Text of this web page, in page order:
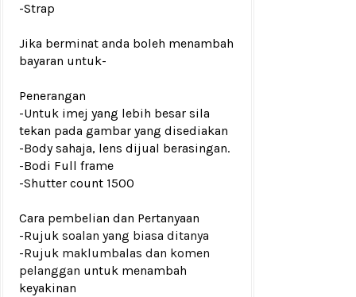
-Strap
Jika berminat anda boleh menambah
bayaran untuk-
Penerangan
-Untuk imej yang lebih besar sila
tekan pada gambar yang disediakan
-Body sahaja, lens dijual berasingan.
-Bodi Full frame
-Shutter count 1500
Cara pembelian dan Pertanyaan
-Rujuk soalan yang biasa ditanya
-Rujuk maklumbalas dan komen
pelanggan untuk menambah
keyakinan